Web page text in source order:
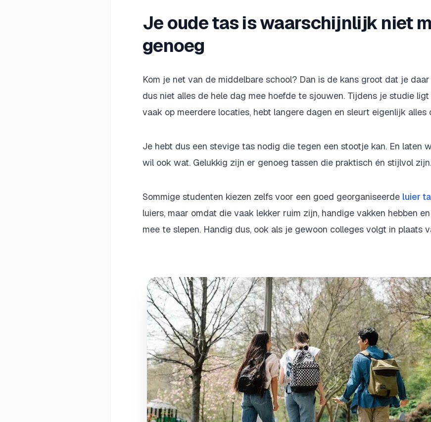
Je oude tas is waarschijnlijk niet
genoeg
Kom je net van de middelbare school? Dan is de kans groot dat je
dus niet alles de hele dag mee hoefde te sjouwen. Tijdens je studie
vaak op meerdere locaties, hebt langere dagen en sleurt eigenlijk alles
Je hebt dus een stevige tas nodig die tegen een stootje kan. En laten
wil ook wat. Gelukkig zijn er genoeg tassen die praktisch én stijlvol zijn.
Sommige studenten kiezen zelfs voor een goed georganiseerde luier
luiers, maar omdat die vaak lekker ruim zijn, handige vakken hebben
mee te slepen. Handig dus, ook als je gewoon colleges volgt in plaats